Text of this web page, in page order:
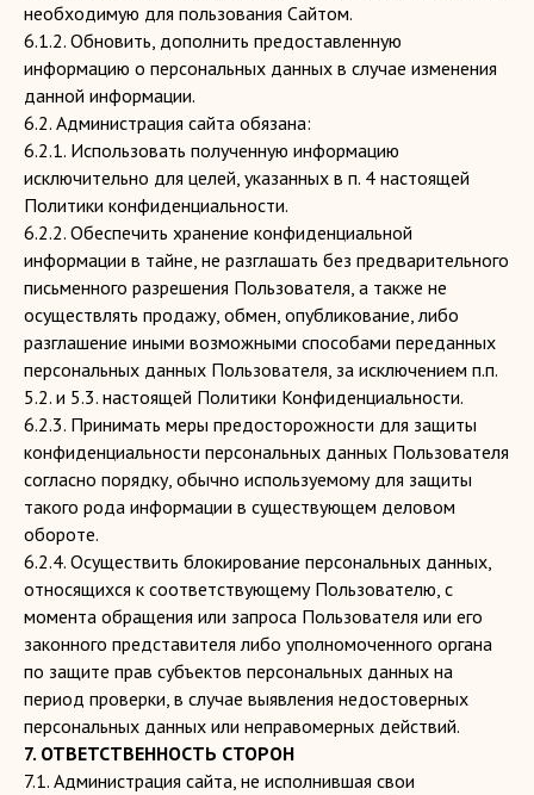
необходимую для пользования Сайтом.
6.1.2. Обновить, дополнить предоставленную
информацию о персональных данных в случае изменения
данной информации.
6.2. Администрация сайта обязана:
6.2.1. Использовать полученную информацию
исключительно для целей, указанных в п. 4 настоящей
Политики конфиденциальности.
6.2.2. Обеспечить хранение конфиденциальной
информации в тайне, не разглашать без предварительного
письменного разрешения Пользователя, а также не
осуществлять продажу, обмен, опубликование, либо
разглашение иными возможными способами переданных
персональных данных Пользователя, за исключением п.п.
5.2. и 5.3. настоящей Политики Конфиденциальности.
6.2.3. Принимать меры предосторожности для защиты
конфиденциальности персональных данных Пользователя
согласно порядку, обычно используемому для защиты
такого рода информации в существующем деловом
обороте.
6.2.4. Осуществить блокирование персональных данных,
относящихся к соответствующему Пользователю, с
момента обращения или запроса Пользователя или его
законного представителя либо уполномоченного органа
по защите прав субъектов персональных данных на
период проверки, в случае выявления недостоверных
персональных данных или неправомерных действий.
7. ОТВЕТСТВЕННОСТЬ СТОРОН
7.1. Администрация сайта, не исполнившая свои
Музей истории
Рязанского Леденца
© 2023 Сладкое наследие веков
Музей истории
Рязанской Чоколавы
Музей истории
шоколада ШОКОРУА
Музей "Рязанские
тайны Петра I"